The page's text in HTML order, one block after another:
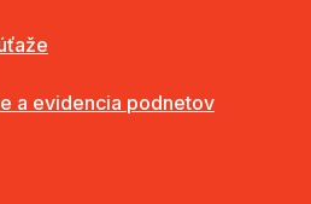
a evidencia podnetov